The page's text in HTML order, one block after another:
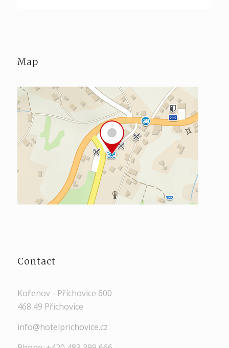
Map
Contact
Kořenov - Příchovice 600
468 49 Příchovice
info@hotelprichovice.cz